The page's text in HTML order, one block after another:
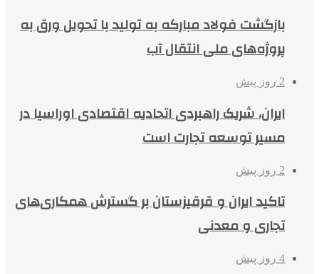
بازگشت فولاد مبارکه به تولید با تحویل ورق به
پروژه‌های ملی انتقال آب
2 روز پیش
ایران، شریک راهبردی اتحادیه اقتصادی اوراسیا در
مسیر توسعه تجارت است
2 روز پیش
تاکید ایران و قرقیزستان بر گسترش همکاری‌های
تجاری و معدنی
4 روز پیش